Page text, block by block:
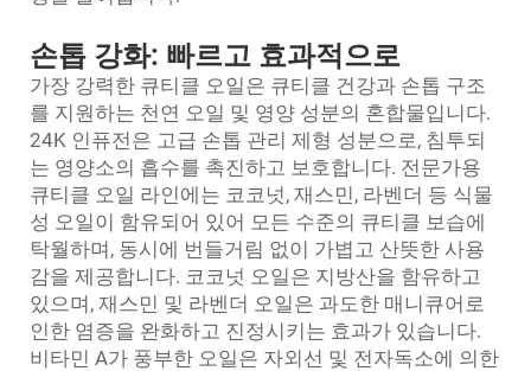
손톱 강화: 빠르고 효과적으로
가장 강력한 큐티클 오일은 큐티클 건강과 손톱 구조
를 지원하는 천연 오일 및 영양 성분의 혼합물입니다.
24K 인퓨전은 고급 손톱 관리 제형 성분으로, 침투되
는 영양소의 흡수를 촉진하고 보호합니다. 전문가용
큐티클 오일 라인에는 코코넛, 재스민, 라벤더 등 식물
성 오일이 함유되어 있어 모든 수준의 큐티클 보습에
탁월하며, 동시에 번들거림 없이 가볍고 산뜻한 사용
감을 제공합니다. 코코넛 오일은 지방산을 함유하고
있으며, 재스민 및 라벤더 오일은 과도한 매니큐어로
인한 염증을 완화하고 진정시키는 효과가 있습니다.
비타민 A가 풍부한 오일은 자외선 및 전자독소에 의한